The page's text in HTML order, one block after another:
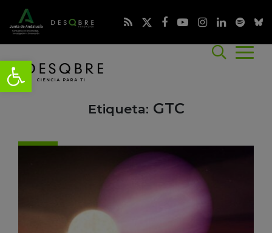
Etiqueta: GTC